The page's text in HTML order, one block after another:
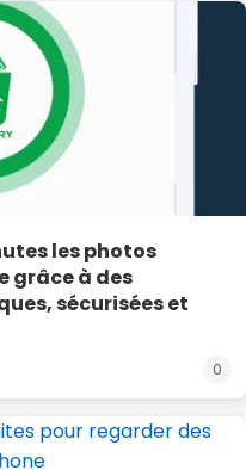
les photos
grâce à des
sécurisées et
0